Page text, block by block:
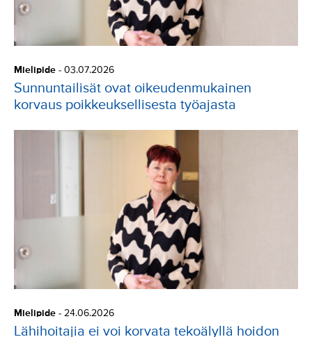
Mielipide - 03.07.2026
Sunnuntailisät ovat oikeudenmukainen
korvaus poikkeuksellisesta työajasta
Mielipide - 24.06.2026
Lähihoitajia ei voi korvata tekoälyllä hoidon